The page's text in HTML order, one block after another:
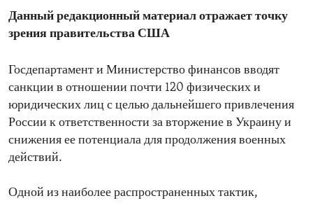
Данный редакционный материал отражает точку
зрения правительства США
Госдепартамент и Министерство финансов вводят
санкции в отношении почти 120 физических и
юридических лиц с целью дальнейшего привлечения
России к ответственности за вторжение в Украину и
снижения ее потенциала для продолжения военных
действий.
Одной из наиболее распространенных тактик,